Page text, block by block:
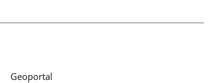
Geoportal